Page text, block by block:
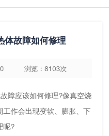
体故障如何修理
30 浏览：8103次
障应该如何修理?像真空烧
作会出现变软、膨胀、下
呢?